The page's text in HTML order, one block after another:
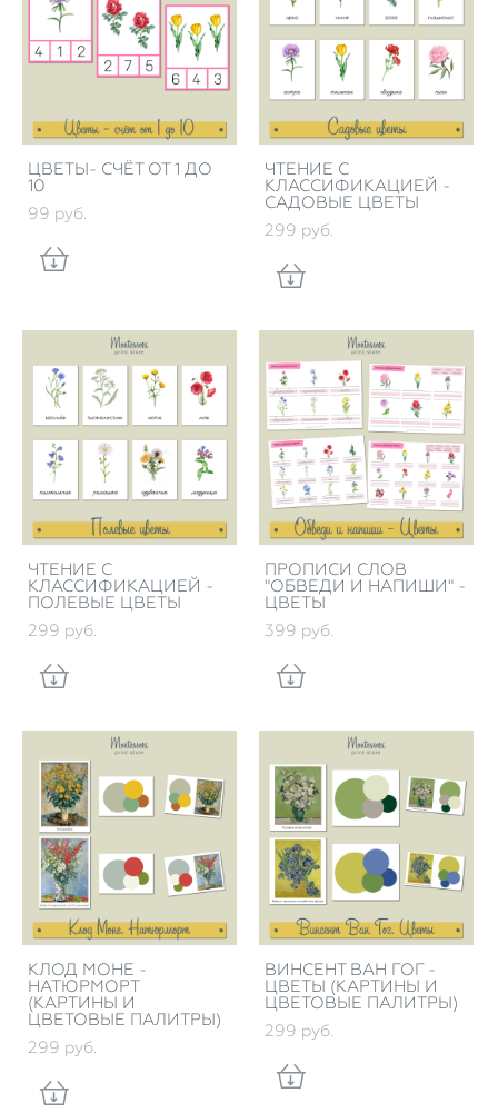
ЦВЕТЫ- СЧЁТ ОТ 1 ДО
10
99 pуб.
ЧТЕНИЕ С
КЛАССИФИКАЦИЕЙ -
САДОВЫЕ ЦВЕТЫ
299 pуб.
ЧТЕНИЕ С
КЛАССИФИКАЦИЕЙ -
ПОЛЕВЫЕ ЦВЕТЫ
299 pуб.
ПРОПИСИ СЛОВ
"ОБВЕДИ И НАПИШИ" -
ЦВЕТЫ
399 pуб.
КЛОД МОНЕ -
НАТЮРМОРТ
(КАРТИНЫ И
ЦВЕТОВЫЕ ПАЛИТРЫ)
299 pуб.
ВИНСЕНТ ВАН ГОГ -
ЦВЕТЫ (КАРТИНЫ И
ЦВЕТОВЫЕ ПАЛИТРЫ)
299 pуб.